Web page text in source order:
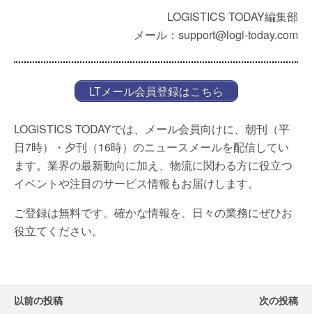
LOGISTICS TODAY編集部
メール：support@logi-today.com
LTメール会員登録はこちら
LOGISTICS TODAYでは、メール会員向けに、朝刊（平
日7時）・夕刊（16時）のニュースメールを配信してい
ます。業界の最新動向に加え、物流に関わる方に役立つ
イベントや注目のサービス情報もお届けします。
ご登録は無料です。確かな情報を、日々の業務にぜひお
役立てください。
以前の投稿 次の投稿